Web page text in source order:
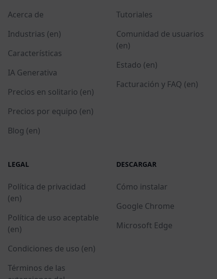
Acerca de
Industrias (en)
Características
IA Generativa
Precios en solitario (en)
Precios por equipo (en)
Blog (en)
Tutoriales
Comunidad de usuarios
(en)
Estado (en)
Facturación y FAQ (en)
LEGAL
Política de privacidad
(en)
Política de uso aceptable
(en)
Condiciones de uso (en)
Términos de las
DESCARGAR
Cómo instalar
Google Chrome
Microsoft Edge